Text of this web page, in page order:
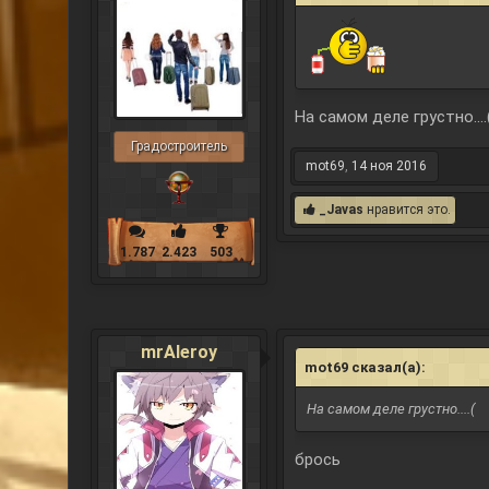
Градостроитель
1.787 2.423 503
На самом деле
mot69, 14 ноя 2016
_Javas нравится это.
mrAleroy
mot69 сказал(а):
На самом деле грустно....(
брось